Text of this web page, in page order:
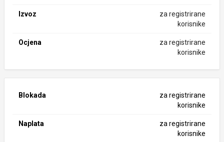
Izvoz
za registrirane
korisnike
Ocjena
za registrirane
korisnike
Blokada
za registrirane
korisnike
Naplata
za registrirane
korisnike